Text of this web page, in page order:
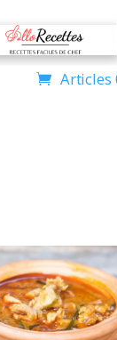
Articles